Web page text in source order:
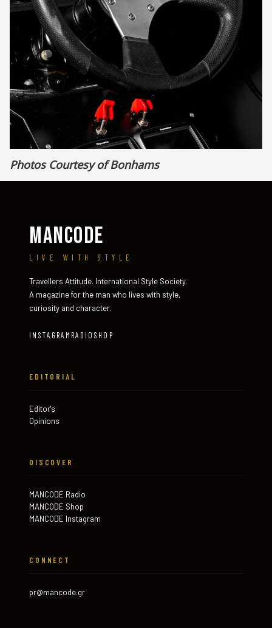
Photos Courtesy of Bonhams
MANCODE
LIVE WITH STYLE
Travellers Attitude. International Style Society.
A magazine for the man who lives with style,
curiosity and character.
INSTAGRAM RADIO SHOP
EDITORIAL
Editor's
Opinions
DISCOVER
MANCODE Radio
MANCODE Shop
MANCODE Instagram
CONNECT
pr@mancode.gr